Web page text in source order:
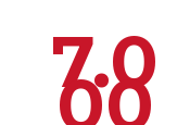
7.0
00